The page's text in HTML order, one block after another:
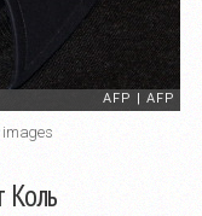
images
Коль